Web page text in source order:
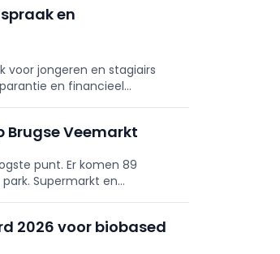
en
voor jongeren en stagiairs
en financieel
Brugse Veemarkt
punt. Er komen 89
Supermarkt en
2026 voor biobased